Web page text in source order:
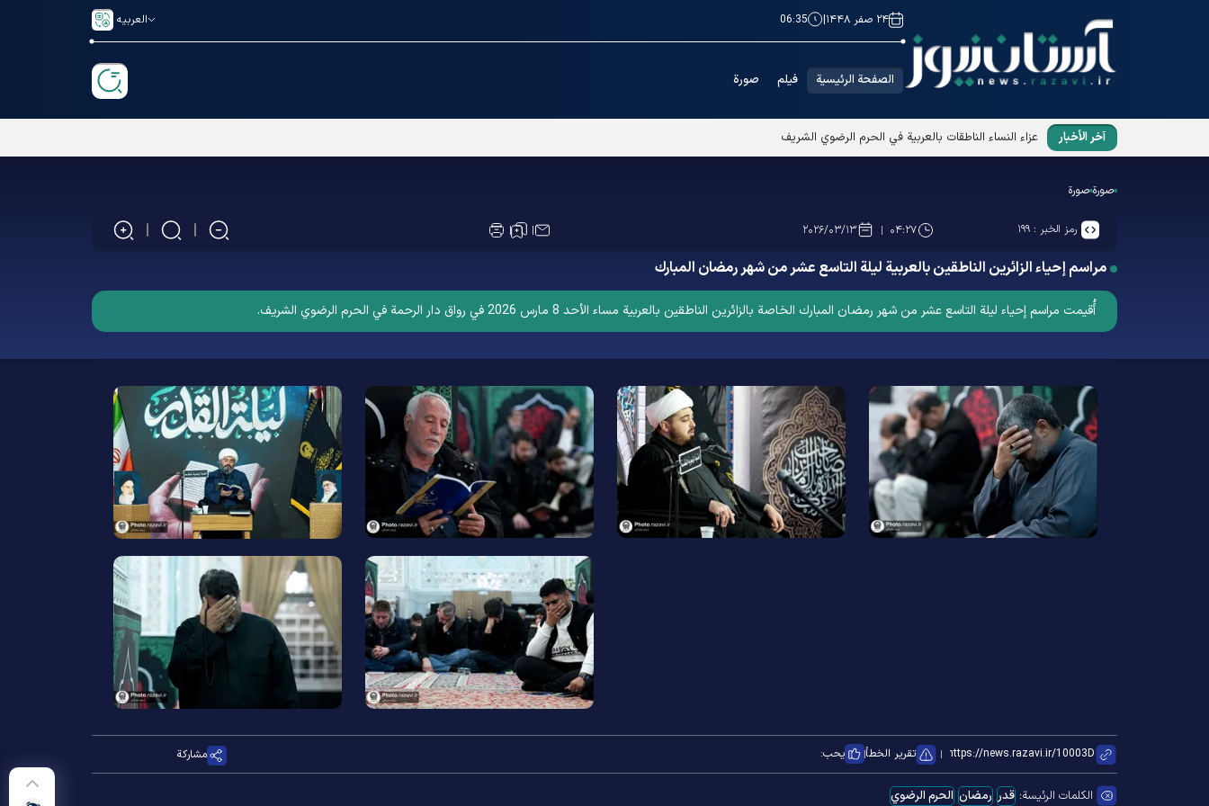
۲۴ صفر ۱۴۴۸ |
06:35 العربیه
الصفحة الرئيسية فیلم صورة
آخر الأخبار عزاء النساء الناطقات بالعربية في الحرم الرضوي الشريف
صورة صورة
رمز الخبر : ۱۹۹ ۰۴:۲۷ ۲۰۲۶/۰۳/۱۳
مراسم إحياء الزائرين الناطقين بالعربية ليلة التاسع عشر من شهر رمضان المبارك
أُقيمت مراسم إحياء ليلة التاسع عشر من شهر رمضان المبارك الخاصة بالزائرين الناطقين بالعربية مساء الأحد 8 مارس 2026 في رواق دار الرحمة في الحرم الرضوي الشریف.
تقرير الخطأ يحب: مشاركة
الكلمات الرئيسة: قدر رمضان الحرم الرضوي